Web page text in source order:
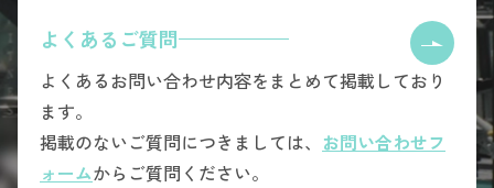
よくあるご質問
よくあるお問い合わせ内容をまとめて掲載しており
ます。
掲載のないご質問につきましては、 お問い合わせフ
ォームからご質問ください。